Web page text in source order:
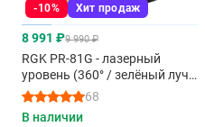
-10% Хит продаж
8 991 ₽9 990 ₽
RGK PR-81G - лазерный
уровень (360° / зелёный луч /
80м с приемником)
68
В наличии